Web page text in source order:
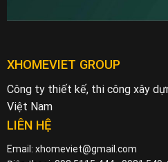
XHOMEVIET GROUP
Công ty thiết kế, thi công xây
Việt Nam
LIÊN HỆ
Email: xhomeviet@gmail.com